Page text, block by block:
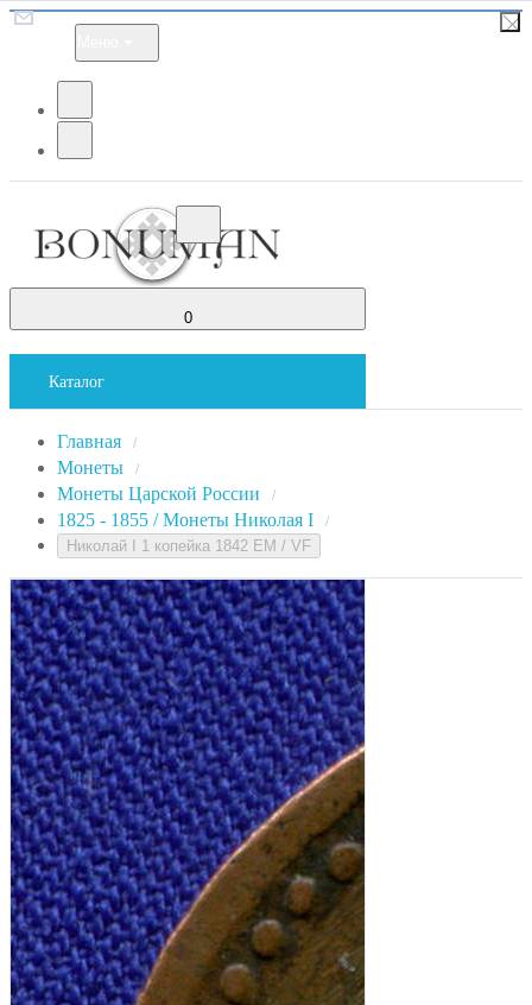
0
Каталог
Главная /
Монеты /
Монеты Царской России /
1825 - 1855 / Монеты Николая I /
Николай I 1 копейка 1842 ЕМ / VF